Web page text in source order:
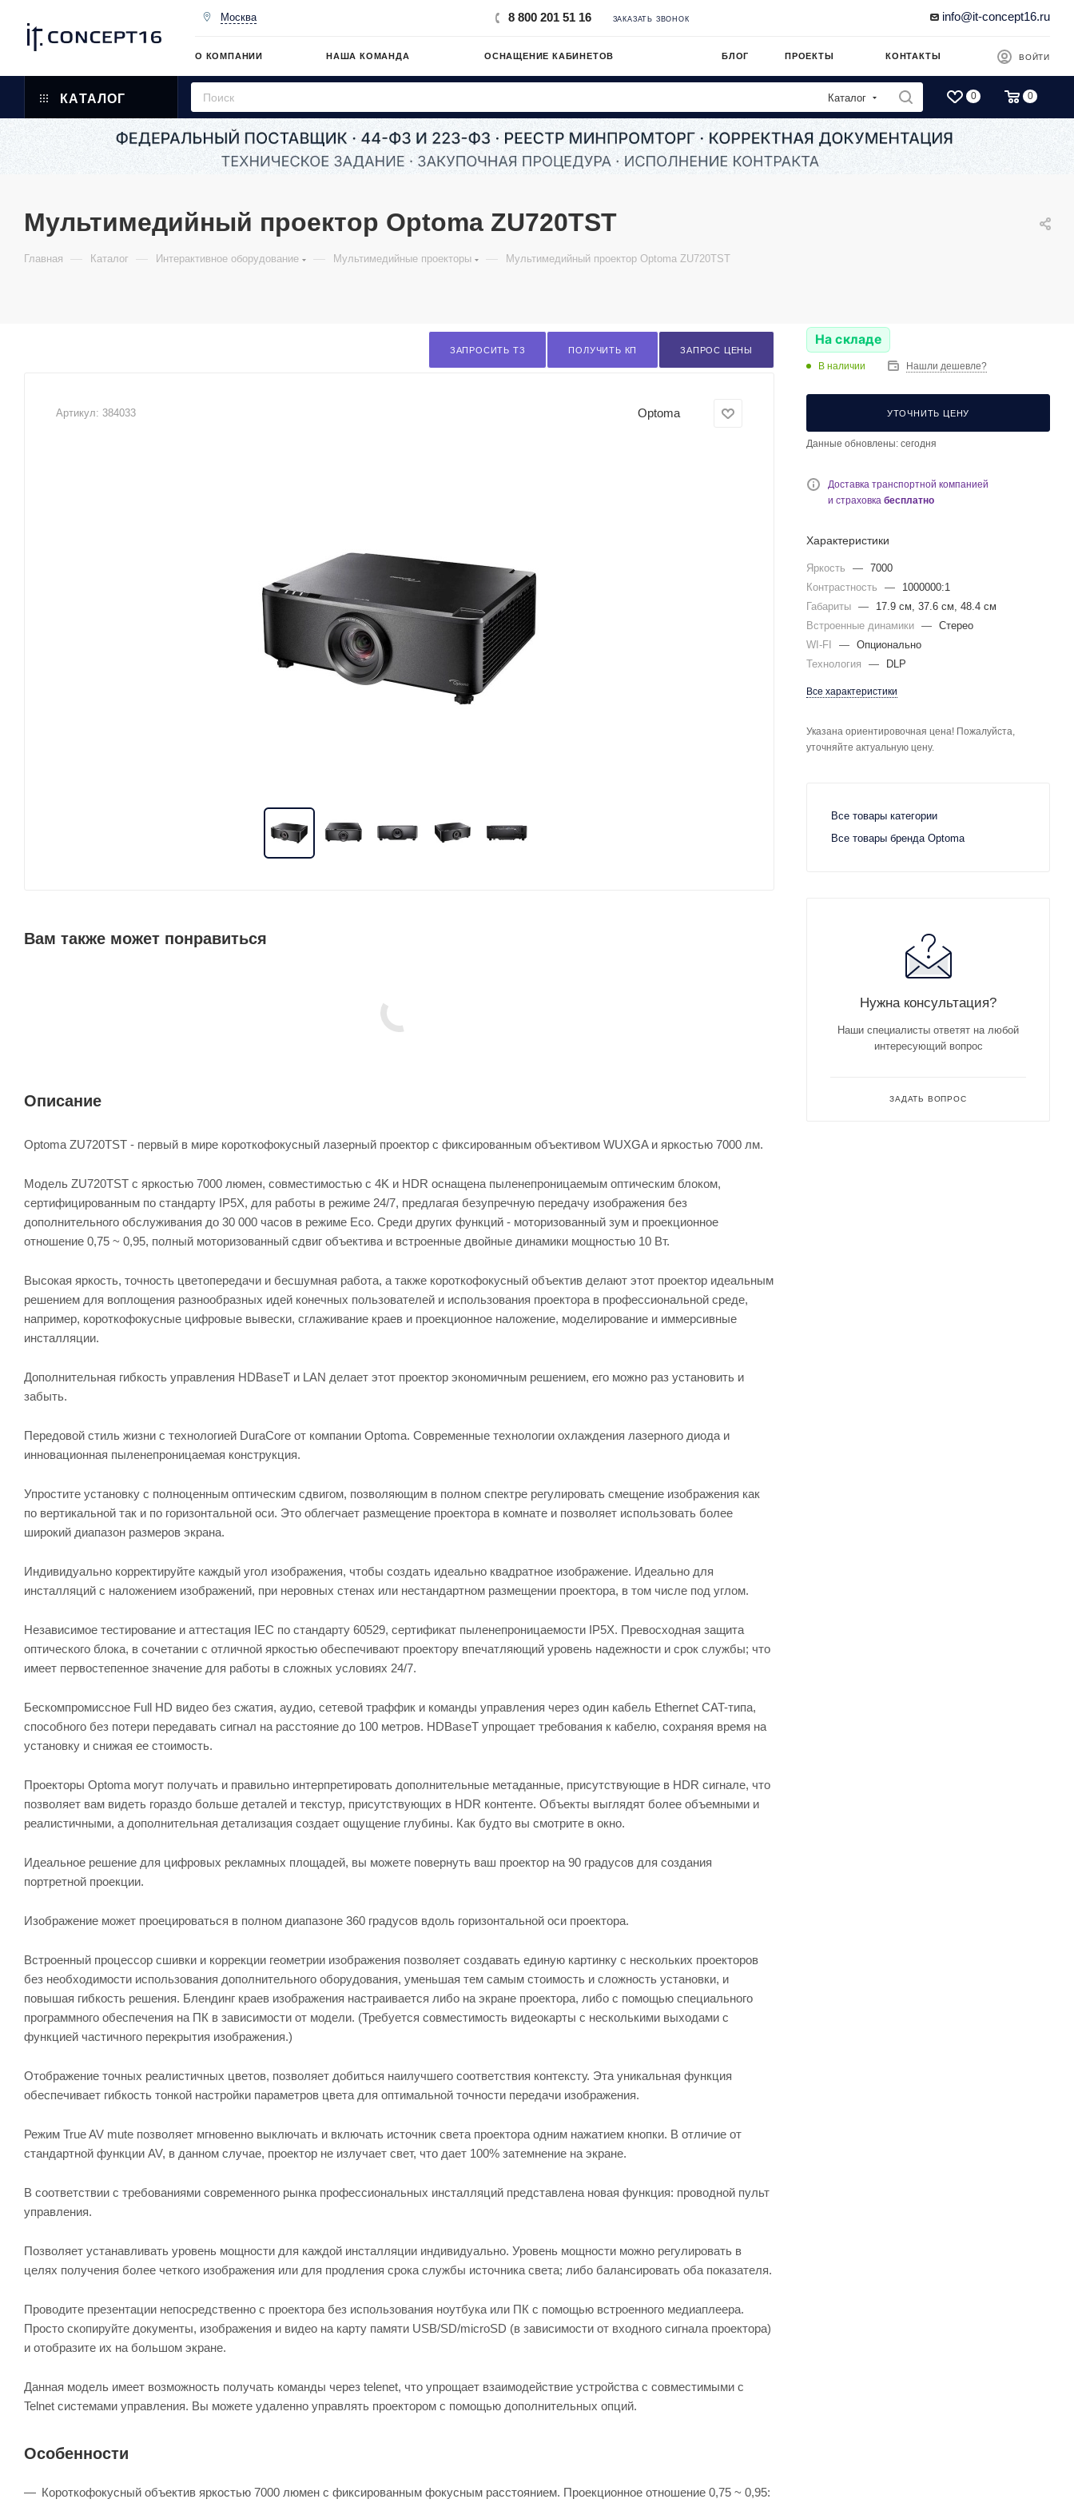
Москва 8 800 201 51 16 ЗАКАЗАТЬ ЗВОНОК info@it-concept16.ru
О КОМПАНИИ НАША КОМАНДА ОСНАЩЕНИЕ КАБИНЕТОВ БЛОГ ПРОЕКТЫ КОНТАКТЫ ВОЙТИ
КАТАЛОГ Каталог 0 0
Мультимедийный проектор Optoma ZU720TST
Главная — Каталог — Интерактивное оборудование — Мультимедийные проекторы — Мультимедийный проектор Optoma ZU720TST
ЗАПРОСИТЬ ТЗ ПОЛУЧИТЬ КП ЗАПРОС ЦЕНЫ
Артикул: 384033 Optoma
Вам также может понравиться
Описание
Optoma ZU720TST - первый в мире короткофокусный лазерный проектор с фиксированным объективом WUXGA и яркостью 7000 лм.
Модель ZU720TST с яркостью 7000 люмен, совместимостью с 4K и HDR оснащена пыленепроницаемым оптическим блоком,
сертифицированным по стандарту IP5X, для работы в режиме 24/7, предлагая безупречную передачу изображения без
дополнительного обслуживания до 30 000 часов в режиме Eco. Среди других функций - моторизованный зум и проекционное
отношение 0,75 ~ 0,95, полный моторизованный сдвиг объектива и встроенные двойные динамики мощностью 10 Вт.
Высокая яркость, точность цветопередачи и бесшумная работа, а также короткофокусный объектив делают этот проектор идеальным
решением для воплощения разнообразных идей конечных пользователей и использования проектора в профессиональной среде,
например, короткофокусные цифровые вывески, сглаживание краев и проекционное наложение, моделирование и иммерсивные
инсталляции.
Дополнительная гибкость управления HDBaseT и LAN делает этот проектор экономичным решением, его можно раз установить и
забыть.
Передовой стиль жизни с технологией DuraCore от компании Optoma. Современные технологии охлаждения лазерного диода и
инновационная пыленепроницаемая конструкция.
Упростите установку с полноценным оптическим сдвигом, позволяющим в полном спектре регулировать смещение изображения как
по вертикальной так и по горизонтальной оси. Это облегчает размещение проектора в комнате и позволяет использовать более
широкий диапазон размеров экрана.
Индивидуально корректируйте каждый угол изображения, чтобы создать идеально квадратное изображение. Идеально для
инсталляций с наложением изображений, при неровных стенах или нестандартном размещении проектора, в том числе под углом.
Независимое тестирование и аттестация IEC по стандарту 60529, сертификат пыленепроницаемости IP5X. Превосходная защита
оптического блока, в сочетании с отличной яркостью обеспечивают проектору впечатляющий уровень надежности и срок службы; что
имеет первостепенное значение для работы в сложных условиях 24/7.
Бескомпромиссное Full HD видео без сжатия, аудио, сетевой траффик и команды управления через один кабель Ethernet CAT-типа,
способного без потери передавать сигнал на расстояние до 100 метров. HDBaseT упрощает требования к кабелю, сохраняя время на
установку и снижая ее стоимость.
Проекторы Optoma могут получать и правильно интерпретировать дополнительные метаданные, присутствующие в HDR сигнале, что
позволяет вам видеть гораздо больше деталей и текстур, присутствующих в HDR контенте. Объекты выглядят более объемными и
реалистичными, а дополнительная детализация создает ощущение глубины. Как будто вы смотрите в окно.
Идеальное решение для цифровых рекламных площадей, вы можете повернуть ваш проектор на 90 градусов для создания
портретной проекции.
Изображение может проецироваться в полном диапазоне 360 градусов вдоль горизонтальной оси проектора.
Встроенный процессор сшивки и коррекции геометрии изображения позволяет создавать единую картинку с нескольких проекторов
без необходимости использования дополнительного оборудования, уменьшая тем самым стоимоcть и сложность установки, и
повышая гибкость решения. Блендинг краев изображения настраивается либо на экране проектора, либо с помощью специального
программного обеспечения на ПК в зависимости от модели. (Требуется совместимость видеокарты с несколькими выходами с
функцией частичного перекрытия изображения.)
Отображение точных реалистичных цветов, позволяет добиться наилучшего соответствия контексту. Эта уникальная функция
обеспечивает гибкость тонкой настройки параметров цвета для оптимальной точности передачи изображения.
Режим True AV mute позволяет мгновенно выключать и включать источник света проектора одним нажатием кнопки. В отличие от
стандартной функции AV, в данном случае, проектор не излучает свет, что дает 100% затемнение на экране.
В соответствии с требованиями современного рынка профессиональных инсталляций представлена новая функция: проводной пульт
управления.
Позволяет устанавливать уровень мощности для каждой инсталляции индивидуально. Уровень мощности можно регулировать в
целях получения более четкого изображения или для продления срока службы источника света; либо балансировать оба показателя.
Проводите презентации непосредственно с проектора без использования ноутбука или ПК с помощью встроенного медиаплеера.
Просто скопируйте документы, изображения и видео на карту памяти USB/SD/microSD (в зависимости от входного сигнала проектора)
и отобразите их на большом экране.
Данная модель имеет возможность получать команды через telenet, что упрощает взаимодействие устройства с совместимыми с
Telnet системами управления. Вы можете удаленно управлять проектором с помощью дополнительных опций.
Особенности
Короткофокусный объектив яркостью 7000 люмен с фиксированным фокусным расстоянием. Проекционное отношение 0,75 ~ 0,95:
На складе
В наличии Нашли дешевле?
УТОЧНИТЬ ЦЕНУ
Данные обновлены: сегодня
Доставка транспортной компанией
и страховка бесплатно
Характеристики
Яркость — 7000
Контрастность
—
1000000:1
Габариты —
17.9 см, 37.6 см, 48.4 см
Встроенные динамики — Стерео
WI-FI
— Опционально
Технология
— DLP
Все характеристики
Указана ориентировочная цена! Пожалуйста,
уточняйте актуальную цену.
Все товары категории
Все товары бренда Optoma
Нужна консультация?
Наши специалисты ответят на любой
интересующий вопрос
ЗАДАТЬ ВОПРОС